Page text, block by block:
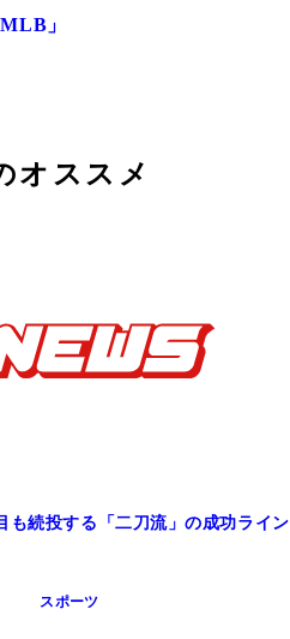
」
オススメ
も続投する「二刀流」の成功ライン
スポーツ